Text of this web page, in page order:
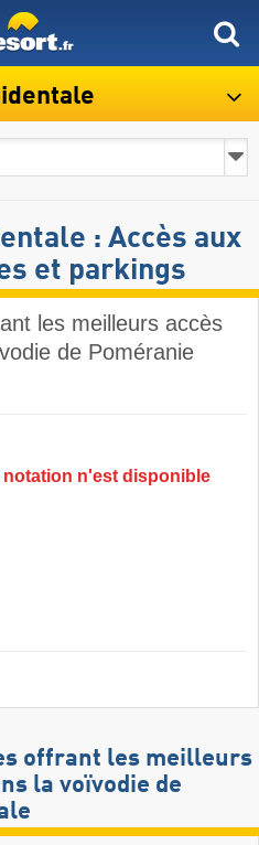
: Accès aux
et parkings
les meilleurs accès
de Poméranie
notation n'est disponible
offrant les meilleurs
la voïvodie de